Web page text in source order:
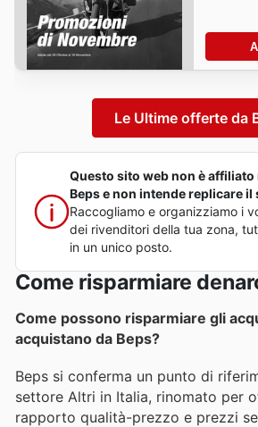
Le Ultime offerte da
Questo sito web non è
Beps e non intende replicare
Raccogliamo e organizziamo i
dei rivenditori della tua zona,
in un unico posto.
Come risparmiare
Come possono risparmiare gli
acquistano da Beps?
Beps si conferma un punto di
settore Altri in Italia, rinomato per
rapporto qualità-prezzo e prezzi